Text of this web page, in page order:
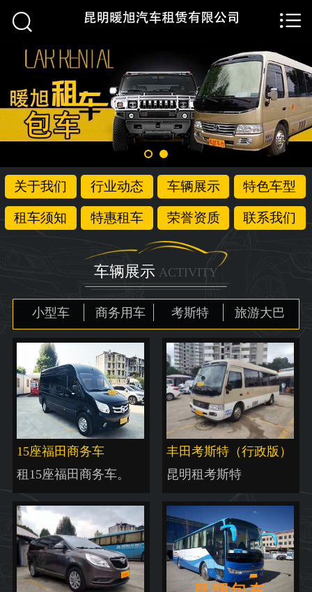
 首页
关于我们
行业动态
车辆展示
租车须知
特惠租车
荣誉资质
联系我们


关于我们 行业动态 车辆展示 特色车型
租车须知 特惠租车 荣誉资质 联系我们
车辆展示 ACTIVITY
小型车 商务用车 考斯特 旅游大巴
15座福田商务车
租15座福田商务车。
丰田考斯特（行政版）
昆明租考斯特